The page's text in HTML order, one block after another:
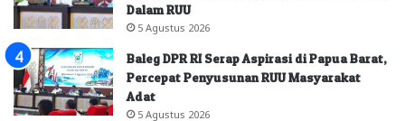
Dalam RUU
5 Agustus 2026
Baleg DPR RI Serap Aspirasi di Papua Barat,
Percepat Penyusunan RUU Masyarakat
Adat
5 Agustus 2026